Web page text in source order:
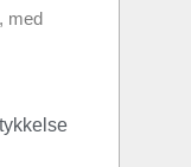
med